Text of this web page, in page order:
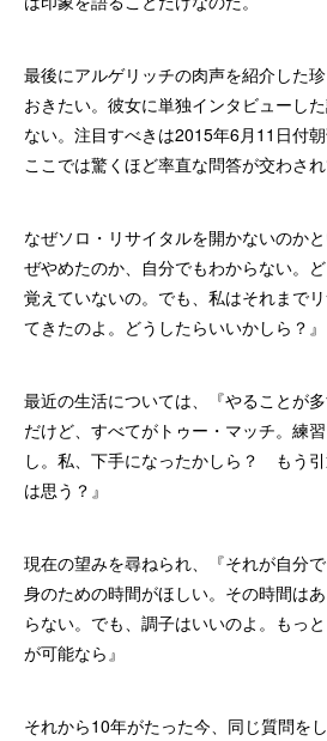
最後にアルゲリッチの肉声を紹介した
おきたい。彼女に単独インタビューし
ない。注目すべきは2015年6月11日付
ここでは驚くほど率直な問答が交わされ
なぜソロ・リサイタルを開かないのか
ぜやめたのか、自分でもわからない。
覚えていないの。でも、私はそれまで
てきたのよ。どうしたらいいかしら？』
最近の生活については、『やることが
だけど、すべてがトゥー・マッチ。練
し。私、下手になったかしら？ もう
は思う？』
現在の望みを尋ねられ、『それが自分
身のための時間がほしい。その時間は
らない。でも、調子はいいのよ。も
が可能なら』
それから10年がたった今、同じ質問を